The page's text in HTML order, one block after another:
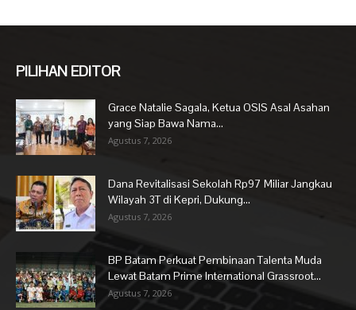
PILIHAN EDITOR
Grace Natalie Sagala, Ketua OSIS Asal Asahan
yang Siap Bawa Nama...
Agustus 7, 2026
Dana Revitalisasi Sekolah Rp97 Miliar Jangkau
Wilayah 3T di Kepri, Dukung...
Agustus 7, 2026
BP Batam Perkuat Pembinaan Talenta Muda
Lewat Batam Prime International Grassroot...
Agustus 7, 2026